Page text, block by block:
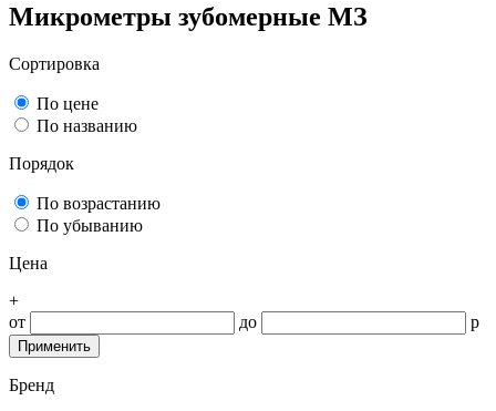
Микрометры зубомерные МЗ
Сортировка
По цене
По названию
Порядок
По возрастанию
По убыванию
Цена
+
от
до р
Бренд